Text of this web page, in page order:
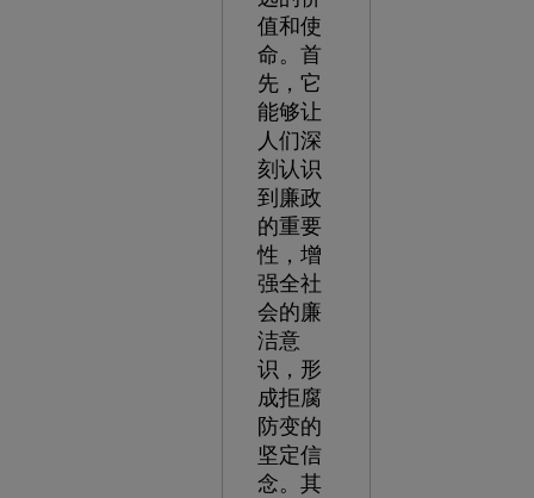
值和使
命。首
先，它
能够让
人们深
刻认识
到廉政
的重要
性，增
强全社
会的廉
洁意
识，形
成拒腐
防变的
坚定信
念。其